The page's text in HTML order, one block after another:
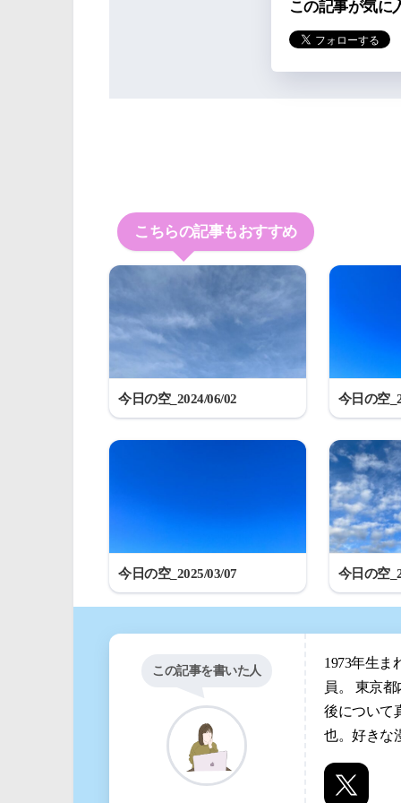
この記事が気に
こちらの記事もおすすめ
今日の空_2024/06/02 今日の空
今日の空_2025/03/07 今日の空
この記事を書いた人
1973年生ま
員。 東京
後について
也。好きな